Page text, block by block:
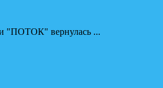
"ПОТОК" вернулась ...